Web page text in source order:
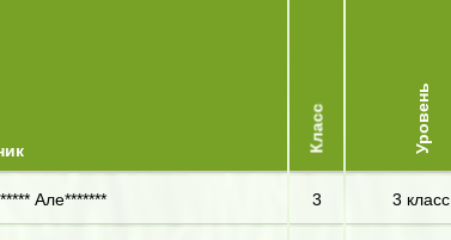
Класс Уровень
Але******* 3 3 класс